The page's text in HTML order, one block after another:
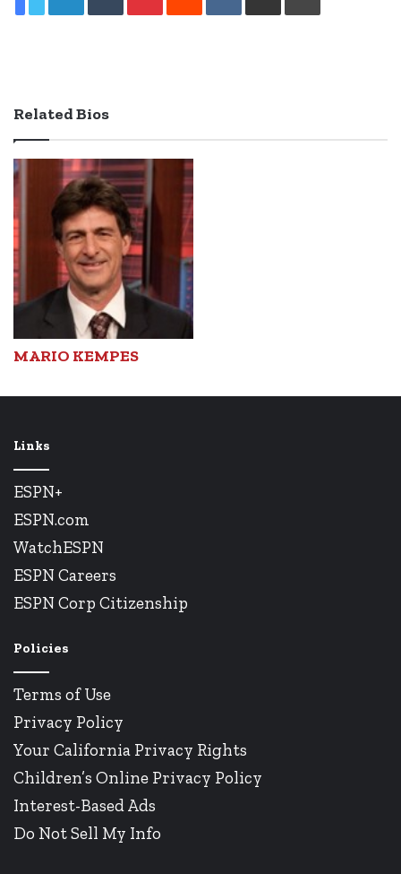
Related Bios
MARIO KEMPES
Links
ESPN+
ESPN.com
WatchESPN
ESPN Careers
ESPN Corp Citizenship
Policies
Terms of Use
Privacy Policy
Your California Privacy Rights
Children’s Online Privacy Policy
Interest-Based Ads
Do Not Sell My Info